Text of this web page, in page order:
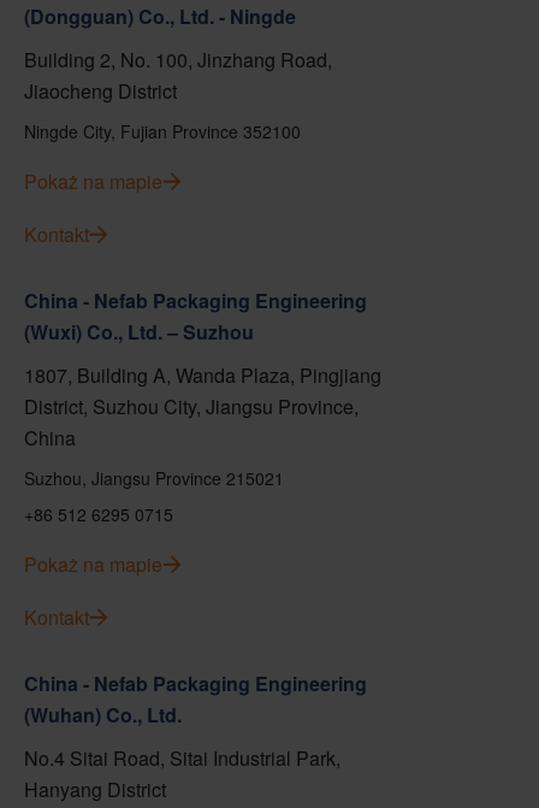
(Dongguan) Co., Ltd. - Ningde
Building 2, No. 100, Jinzhang Road,
Jiaocheng District
Ningde City, Fujian Province 352100
Pokaż na mapie
Kontakt
China - Nefab Packaging Engineering
(Wuxi) Co., Ltd. – Suzhou
1807, Building A, Wanda Plaza, Pingjiang
District, Suzhou City, Jiangsu Province,
China
Suzhou, Jiangsu Province 215021
+86 512 6295 0715
Pokaż na mapie
Kontakt
China - Nefab Packaging Engineering
(Wuhan) Co., Ltd.
No.4 Sitai Road, Sitai Industrial Park,
Hanyang District